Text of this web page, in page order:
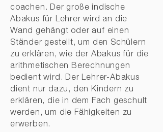
coachen. Der große indische
Abakus für Lehrer wird an die
Wand gehängt oder auf einen
Ständer gestellt, um den Schülern
zu erklären, wie der Abakus für die
arithmetischen Berechnungen
bedient wird. Der Lehrer-Abakus
dient nur dazu, den Kindern zu
erklären, die in dem Fach geschult
werden, um die Fähigkeiten zu
erwerben.